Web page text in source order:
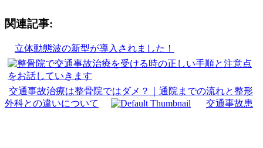
関連記事:
立体動態波の新型が導入されました！
交通事故治療は整骨院ではダメ？｜通院までの流れと整形
外科との違いについて
交通事故患